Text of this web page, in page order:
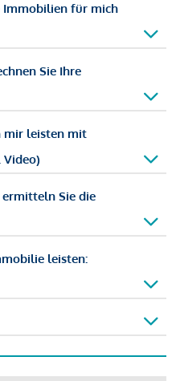
Immobilien für mich
Sie Ihre
mir leisten mit
Sie die
leisten: